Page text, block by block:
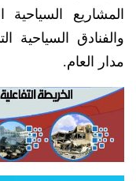
المشاريع السياحية
والفنادق السياحية
مدار العام.